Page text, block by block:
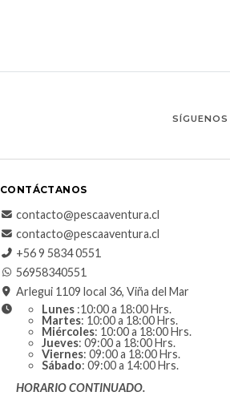
SÍGUENOS
CONTÁCTANOS
contacto@pescaaventura.cl
contacto@pescaaventura.cl
+56 9 5834 0551
56958340551
Arlegui 1109 local 36, Viña del Mar
Lunes :10:00 a 18:00 Hrs.
Martes: 10:00 a 18:00 Hrs.
Miércoles: 10:00 a 18:00 Hrs.
Jueves: 09:00 a 18:00 Hrs.
Viernes: 09:00 a 18:00 Hrs.
Sábado: 09:00 a 14:00 Hrs.
HORARIO CONTINUADO.